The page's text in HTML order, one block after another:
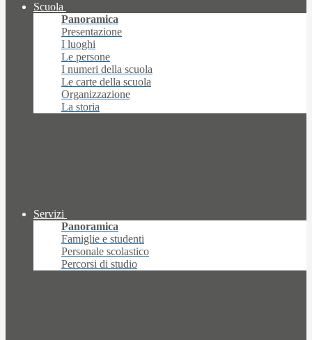
Scuola
Panoramica
Presentazione
I luoghi
Le persone
I numeri della scuola
Le carte della scuola
Organizzazione
La storia
Servizi
Panoramica
Famiglie e studenti
Personale scolastico
Percorsi di studio